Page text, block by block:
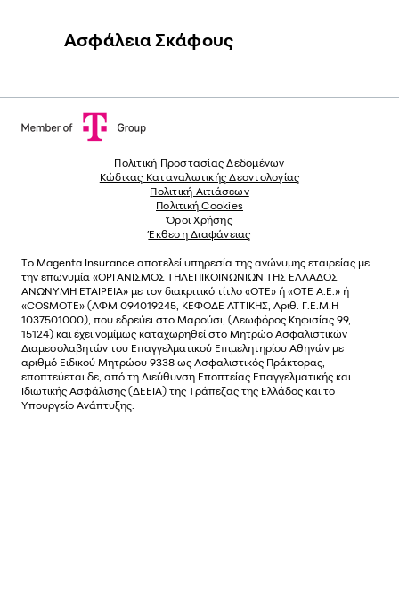
Ασφάλεια Σκάφους
Πολιτική Προστασίας Δεδομένων
Κώδικας Καταναλωτικής Δεοντολογίας
Πολιτική Αιτιάσεων
Πολιτική Cookies
Όροι Χρήσης
Έκθεση Διαφάνειας
Το Magenta Insurance αποτελεί υπηρεσία της ανώνυµης εταιρείας µε
την επωνυµία «ΟΡΓΑΝΙΣΜΟΣ ΤΗΛΕΠΙΚΟΙΝΩΝΙΩΝ ΤΗΣ ΕΛΛΑΔΟΣ
ΑΝΩΝΥΜΗ ΕΤΑΙΡΕΙΑ» µε τον διακριτικό τίτλο «OTE» ή «ΟΤΕ Α.Ε.» ή
«COSMOTE» (ΑΦΜ 094019245, ΚΕΦΟΔΕ ΑΤΤΙΚΗΣ, Αριθ. Γ.Ε.Μ.Η
1037501000), που εδρεύει στο Μαρούσι, (Λεωφόρος Κηφισίας 99,
15124) και έχει νοµίµως καταχωρηθεί στο Μητρώο Ασφαλιστικών
Διαµεσολαβητών του Επαγγελµατικού Επιµελητηρίου Αθηνών µε
αριθµό Ειδικού Μητρώου 9338 ως Ασφαλιστικός Πράκτορας,
εποπτεύεται δε, από τη Διεύθυνση Εποπτείας Επαγγελματικής και
Ιδιωτικής Ασφάλισης (ΔΕΕΙΑ) της Τράπεζας της Ελλάδος και το
Υπουργείο Ανάπτυξης.